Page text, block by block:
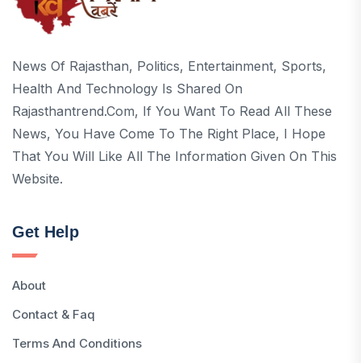
News Of Rajasthan, Politics, Entertainment, Sports,
Health And Technology Is Shared On
Rajasthantrend.com, If You Want To Read All These
News, You Have Come To The Right Place, I Hope
That You Will Like All The Information Given On This
Website.
Get Help
About
Contact & Faq
Terms And Conditions